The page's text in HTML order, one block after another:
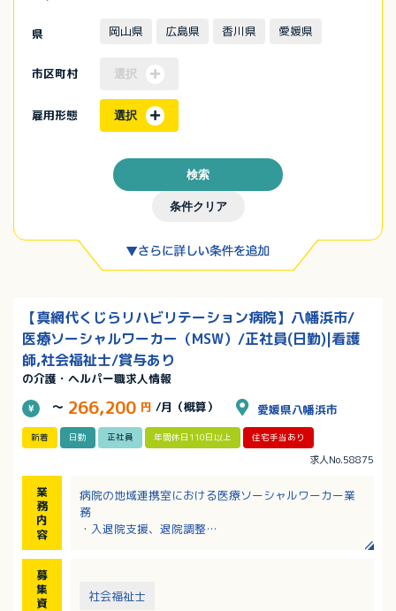
県 岡山県 広島県 香川県 愛媛県
市区町村 選択
雇用形態 選択
条件クリア
検索
【真網代くじらリハビリテーション病院】八幡浜市/
医療ソーシャルワーカー（MSW）/正社員(日勤)|看護
師,社会福祉士/賞与あり
の介護・ヘルパー職求人情報
～ 266,200 円 /月（概算） 愛媛県八幡浜市
新着 日勤 正社員 年間休日110日以上 住宅手当あり
求人No.58875
業
務
内
容
病院の地域連携室における医療ソーシャルワーカー業
務
・入退院支援、退院調整
・カンファレンスへの参加
募
集
資
社会福祉士